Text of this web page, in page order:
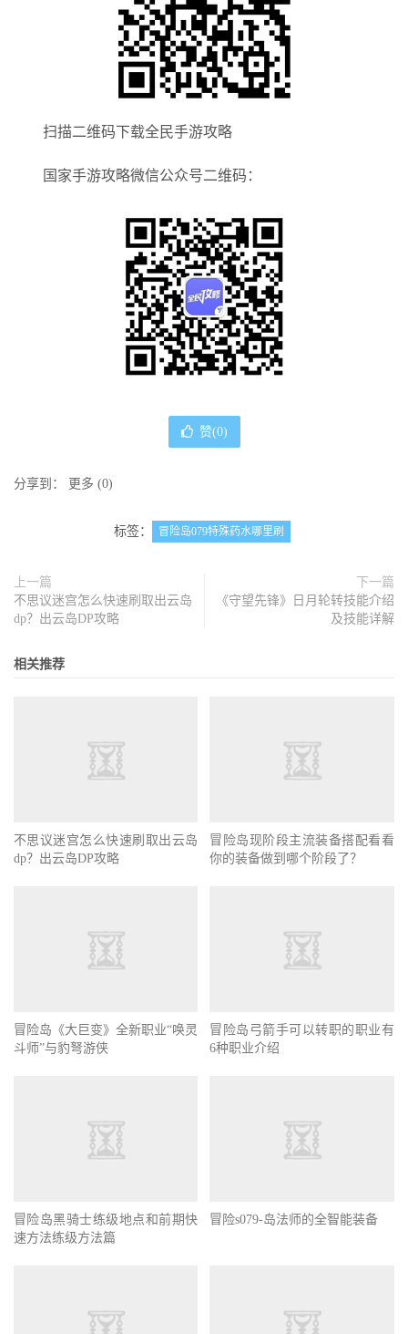
扫描二维码下载全民手游攻略
国家手游攻略微信公众号二维码：
赞(0)
分享到： 更多 (0)
标签： 冒险岛079特殊药水哪里刷
上一篇
不思议迷宫怎么快速刷取出云岛
dp？出云岛DP攻略
下一篇
《守望先锋》日月轮转技能介绍
及技能详解
相关推荐
不思议迷宫怎么快速刷取出云岛
dp？出云岛DP攻略
冒险岛现阶段主流装备搭配看看
你的装备做到哪个阶段了？
冒险岛《大巨变》全新职业“唤灵
斗师”与豹弩游侠
冒险岛弓箭手可以转职的职业有
6种职业介绍
冒险岛黑骑士练级地点和前期快
速方法练级方法篇
冒险s079-岛法师的全智能装备